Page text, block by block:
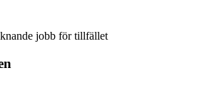
jobb för tillfället